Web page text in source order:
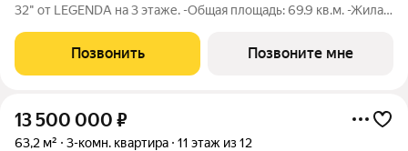
32" от LEGENDA на 3 этаже. -Общая площадь: 69.9 кв.м. -Жилая:
-Высота потолков 2.7 м. Квартира - распашонка, без проходных
комнат, окна
Позвонить Позвоните мне
13 500 000 ₽
63,2 м² 3-комн. квартира 11 этаж из 12